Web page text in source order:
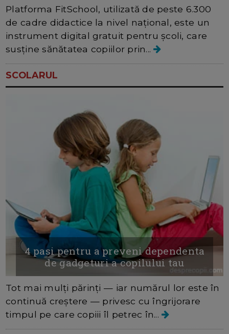
Platforma FitSchool, utilizată de peste 6.300
de cadre didactice la nivel național, este un
instrument digital gratuit pentru școli, care
susține sănătatea copiilor prin...
SCOLARUL
4 pasi pentru a preveni dependenta
de gadgeturi a copilului tau
Tot mai mulți părinți — iar numărul lor este în
continuă creștere — privesc cu îngrijorare
timpul pe care copiii îl petrec în...